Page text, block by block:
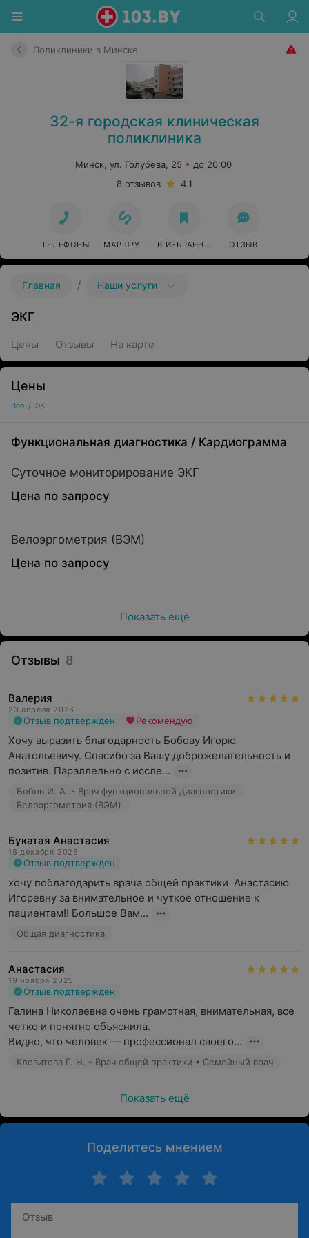
Поликлиники в Минске
32-я городская клиническая
поликлиника
Минск, ул. Голубева, 25
до 20:00
8 отзывов
4.1
ТЕЛЕФОНЫ МАРШРУТ В ИЗБРАННОЕ ОТЗЫВ
Главная / Наши услуги
ЭКГ
Цены Отзывы На карте
Цены
Все / ЭКГ
Функциональная диагностика / Кардиограмма
Суточное мониторирование ЭКГ
Цена по запросу
Велоэргометрия (ВЭМ)
Цена по запросу
Показать ещё
Отзывы 8
Валерия
23 апреля 2026
Отзыв подтвержден Рекомендую
Хочу выразить благодарность Бобову Игорю
Анатольевичу. Спасибо за Вашу доброжелательность и
позитив. Параллельно с иссле...
Бобов И. А. - Врач функциональной диагностики
Велоэргометрия (ВЭМ)
Букатая Анастасия
18 декабря 2025
Отзыв подтвержден
хочу поблагодарить врача общей практики  Анастасию
Игоревну за внимательное и чуткое отношение к
пациентам!! Большое Вам...
Общая диагностика
Анастасия
19 ноября 2025
Отзыв подтвержден
Галина Николаевна очень грамотная, внимательная, все
четко и понятно объяснила.
Видно, что человек — профессионал своего...
Клевитова Г. Н. - Врач общей практики • Семейный врач
Показать ещё
Поделитесь мнением